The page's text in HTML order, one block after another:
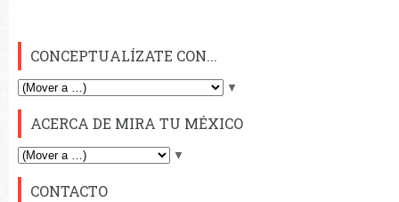
CONCEPTUALÍZATE CON...
▼
ACERCA DE MIRA TU MÉXICO
▼
CONTACTO